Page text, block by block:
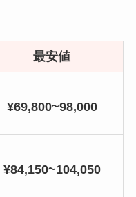
最安値
¥69,800~98,000
¥84,150~104,050